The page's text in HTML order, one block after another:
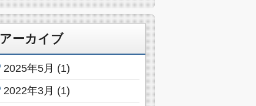
アーカイブ
2025年5月 (1)
2022年3月 (1)